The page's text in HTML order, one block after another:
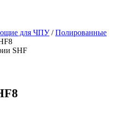
для ЧПУ/Полированные